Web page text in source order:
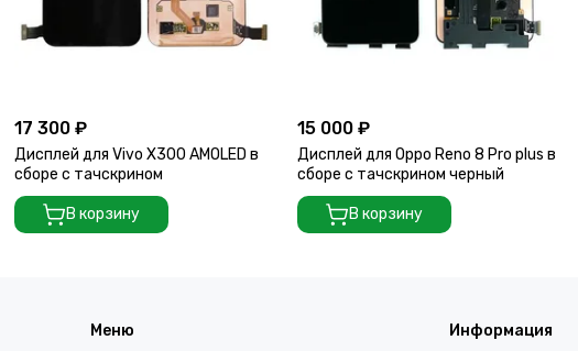
17 300 ₽
Дисплей для Vivo X300 AMOLED в
сборе с тачскрином
В корзину
15 000 ₽
Дисплей для Oppo Reno 8 Pro plus в
сборе с тачскрином черный
В корзину
Меню
Информация